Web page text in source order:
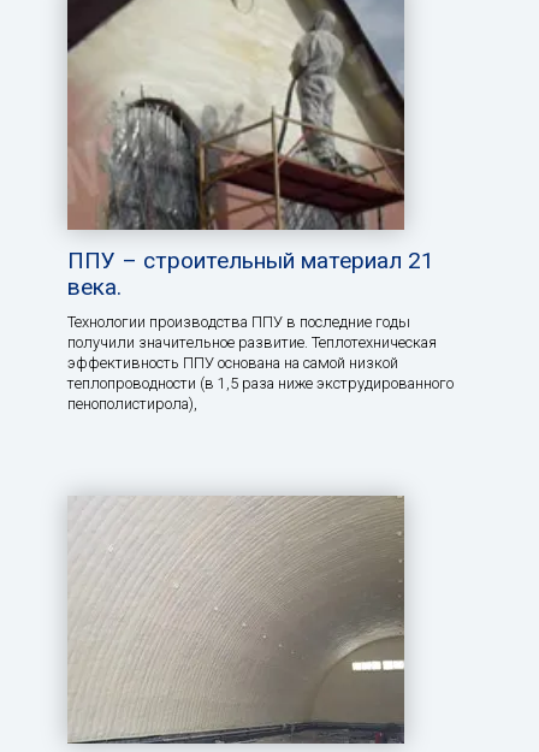
ППУ – строительный материал 21
века.
Технологии производства ППУ в последние годы
получили значительное развитие. Теплотехническая
эффективность ППУ основана на самой низкой
теплопроводности (в 1,5 раза ниже экструдированного
пенополистирола),